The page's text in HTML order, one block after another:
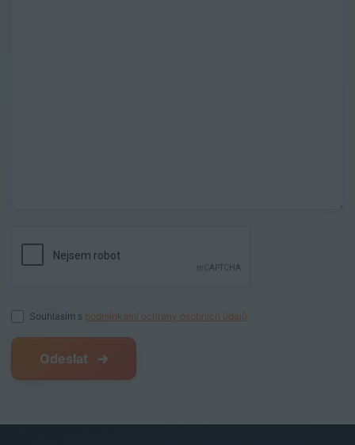
Souhlasím s podmínkami ochrany osobních údajů
Odeslat